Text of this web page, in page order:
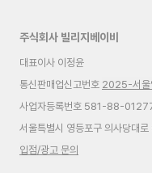
주식회사 빌리지베이비
대표이사 이정윤
통신판매업신고번호 2025-서울
사업자등록번호 581-88-
서울특별시 영등포구 의사당대
입점/광고 문의